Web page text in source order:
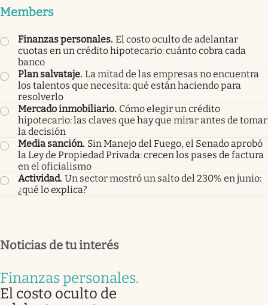
Members
Finanzas personales. El costo oculto de adelantar
cuotas en un crédito hipotecario: cuánto cobra cada
banco
Plan salvataje. La mitad de las empresas no encuentra
los talentos que necesita: qué están haciendo para
resolverlo
Mercado inmobiliario. Cómo elegir un crédito
hipotecario: las claves que hay que mirar antes de tomar
la decisión
Media sanción. Sin Manejo del Fuego, el Senado aprobó
la Ley de Propiedad Privada: crecen los pases de factura
en el oficialismo
Actividad. Un sector mostró un salto del 230% en junio:
¿qué lo explica?
Noticias de tu interés
Finanzas personales.
El costo oculto de